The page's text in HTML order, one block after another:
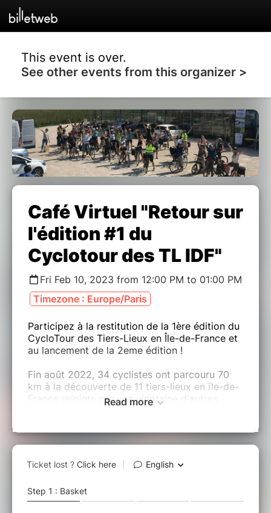
This event is over.
See other events from this organizer >
Café Virtuel "Retour sur
l'édition #1 du
Cyclotour des TL IDF"
Fri Feb 10, 2023 from 12:00 PM to 01:00 PM
Timezone : Europe/Paris
Participez à la restitution de la 1ère édition du
CycloTour des Tiers-Lieux en Île-de-France et
au lancement de la 2eme édition !
Fin août 2022, 34 cyclistes ont parcouru 70
km à la découverte de 11 tiers-lieux en ïle-de-
France rejoints par une vingtaine d'autres
Au programme :
1/ Découverte du reportage sur la 1ère édition
du CycloTour : ses objectifs, son mode
opératoire, la visite virtuelle des 11 tiers-lieux
3/ Lancement officielle du CycloTour #2
Read more